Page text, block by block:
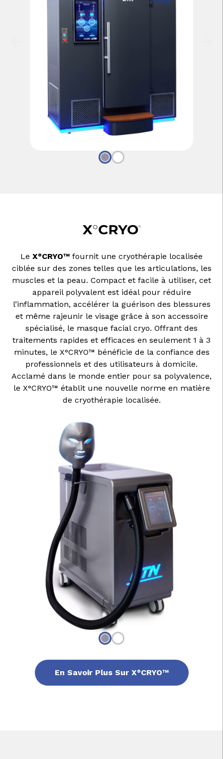
Le X°CRYO™ fournit une cryothérapie localisée
ciblée sur des zones telles que les articulations, les
muscles et la peau. Compact et facile à utiliser, cet
appareil polyvalent est idéal pour réduire
l’inflammation, accélérer la guérison des blessures
et même rajeunir le visage grâce à son accessoire
spécialisé, le masque facial cryo. Offrant des
traitements rapides et efficaces en seulement 1 à 3
minutes, le X°CRYO™ bénéficie de la confiance des
professionnels et des utilisateurs à domicile.
Acclamé dans le monde entier pour sa polyvalence,
le X°CRYO™ établit une nouvelle norme en matière
de cryothérapie localisée.
En Savoir Plus Sur X°CRYO™